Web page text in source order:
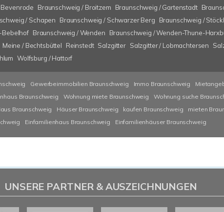
Braunschweig / Broitzem Braunschweig / Gartenstadt
/ Schapen Braunschweig / Schwarzer Berg Braunschweig /
Bebelhof Braunschweig / Wenden Braunschweig / Wenden-Thune-
Meine / Bechtsbüttel Reinstedt Salzgitter Salzgitter / Lobmachtersen
Wolfsburg / Hattorf
Gewerbeimmobilien Braunschweig Immo Braunschweig
Braunschweig Wohnung miete Braunschweig Wohnung suche
Braunschweig Häuser Braunschweig kaufen Braunschweig mieten
Einfamilienhaus Braunschweig Einfamilienhäuser Braunschweig
UNSERE PARTNER & AUSZEICHNUNGEN